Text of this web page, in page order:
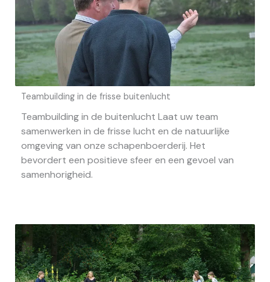
Teambuilding in de frisse buitenlucht
Teambuilding in de buitenlucht Laat uw team
samenwerken in de frisse lucht en de natuurlijke
omgeving van onze schapenboerderij. Het
bevordert een positieve sfeer en een gevoel van
samenhorigheid.